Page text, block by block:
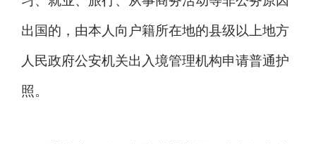
出国的，由本人向户籍所在地的县级以上地方
人民政府公安机关出入境管理机构申请普通护
照。